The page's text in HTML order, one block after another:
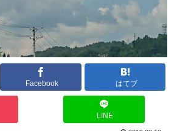
Facebook はてブ
LINE